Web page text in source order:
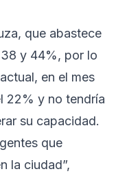
que abastece
y 44%, por lo
en el mes
22% y no tendría
su capacidad.
que
la ciudad”,